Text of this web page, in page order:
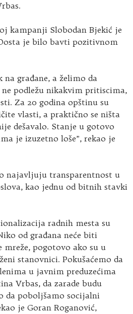
kampanji Slobodan Bjekić je
je bilo bavti pozitivnom
građane, a želimo da
podležu nikakvim pritiscima,
Za 20 godina opštinu su
vlasti, a praktično se ništa
dešavalo. Stanje u gotovo
je izuzetno loše”, rekao je
najavljuju transparentnost u
kao jednu od bitnih stavki
radnih mesta su
od građana neće biti
mreže, pogotovo ako su u
stanovnici. Pokušaćemo da
u javnim preduzećima
Vrbas, da zarade budu
da poboljšamo socijalni
je Goran Roganović,